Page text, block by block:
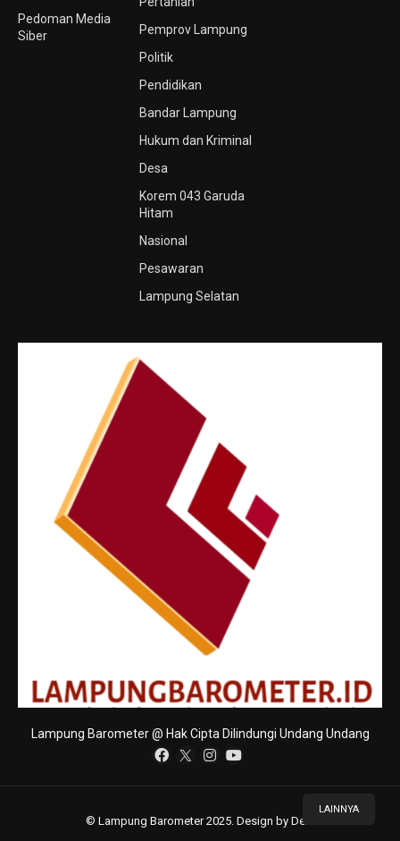
LAINNYA
Pedoman Media
Siber
Pemprov Lampung
Politik
Pendidikan
Bandar Lampung
Hukum dan Kriminal
Desa
Korem 043 Garuda
Hitam
Nasional
Pesawaran
Lampung Selatan
Lampung Barometer @ Hak Cipta Dilindungi Undang Undang
© Lampung Barometer 2025. Design by Deni